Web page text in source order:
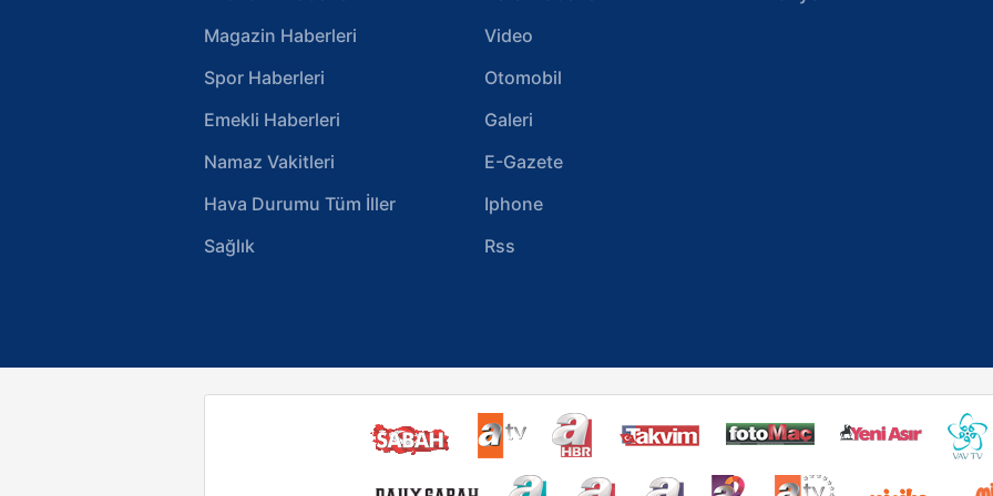
Magazin Haberleri
Spor Haberleri
Emekli Haberleri
Namaz Vakitleri
Hava Durumu Tüm İller
Sağlık
Video
Otomobil
Galeri
E-Gazete
Iphone
Rss